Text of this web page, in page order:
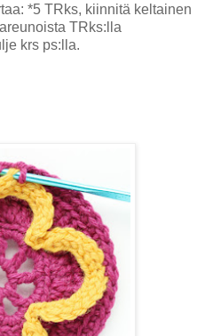
*5 TRks, kiinnitä keltainen
TRks:lla
krs ps:lla.